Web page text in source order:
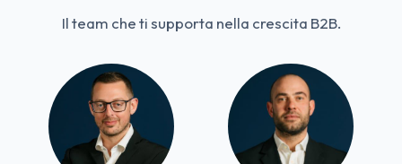
Il team che ti supporta nella crescita B2B.